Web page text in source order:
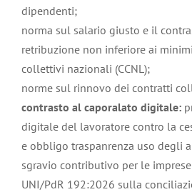
dipendenti;
norma sul salario giusto e il
retribuzione non inferiore ai
collettivi nazionali (CCNL);
norme sul rinnovo dei contratti
contrasto al caporalato digitale:
digitale del lavoratore contro la
e obbligo traspanrenza uso degli
sgravio contributivo per le
UNI/PdR 192:2026 sulla